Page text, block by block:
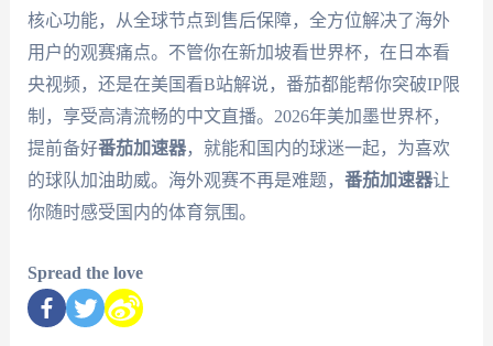
核心功能，从全球节点到售后保障，全方位解决了海外
用户的观赛痛点。不管你在新加坡看世界杯，在日本看
央视频，还是在美国看B站解说，番茄都能帮你突破IP限
制，享受高清流畅的中文直播。2026年美加墨世界杯，
提前备好番茄加速器，就能和国内的球迷一起，为喜欢
的球队加油助威。海外观赛不再是难题， 番茄加速器让
你随时感受国内的体育氛围。
Spread the love